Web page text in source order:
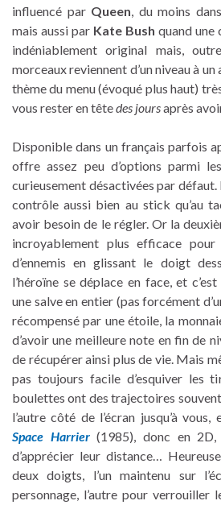
influencé par Queen, du moins
mais aussi par Kate Bush quand une
indéniablement original mais,
morceaux reviennent d’un niveau à
thème du menu (évoqué plus haut)
vous rester en têtedes joursaprès
Disponible dans un français parfois
offre assez peu d’options parmi
curieusement désactivées par défaut.
contrôle aussi bien au stick qu’au
avoir besoin de le régler. Or la
incroyablement plus efficace
d’ennemis en glissant le doigt
l’héroïne se déplace en face, et
une salve en entier (pas forcément
récompensé par une étoile, la
d’avoir une meilleure note en fin de
de récupérer ainsi plus de vie. Mais
pas toujours facile d’esquiver les
boulettes ont des trajectoires
l’autre côté de l’écran jusqu’à
Space Harrier(1985), donc en 2D,
d’apprécier leur distance…
deux doigts, l’un maintenu sur
personnage, l’autre pour verrouiller